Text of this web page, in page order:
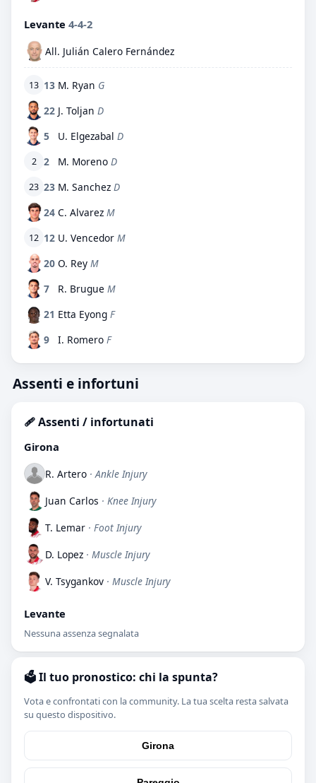
Levante 4-4-2
All. Julián Calero Fernández
13 13 M. Ryan G
22 J. Toljan D
5
U. Elgezabal D
2 2 M. Moreno D
23 23 M. Sanchez D
24 C. Alvarez M
12 12 U. Vencedor M
20 O. Rey M
7
R. Brugue M
21 Etta Eyong F
9
I. Romero F
Assenti e infortuni
🩹 Assenti / infortunati
Girona
R. Artero · Ankle Injury
Juan Carlos · Knee Injury
T. Lemar · Foot Injury
D. Lopez · Muscle Injury
V. Tsygankov · Muscle Injury
Levante
Nessuna assenza segnalata
🗳️ Il tuo pronostico: chi la spunta?
Vota e confrontati con la community. La tua scelta resta salvata
su questo dispositivo.
Girona